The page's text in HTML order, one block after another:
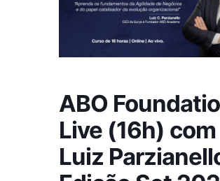
ABO
Live (16h) com
Luiz